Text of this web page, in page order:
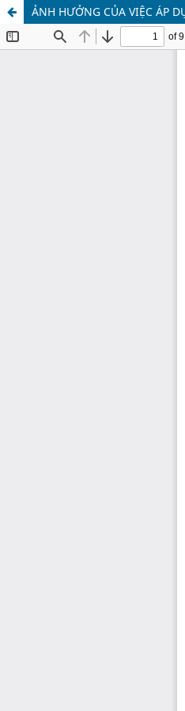
ẢNH HƯỞNG CỦA VIỆC ÁP